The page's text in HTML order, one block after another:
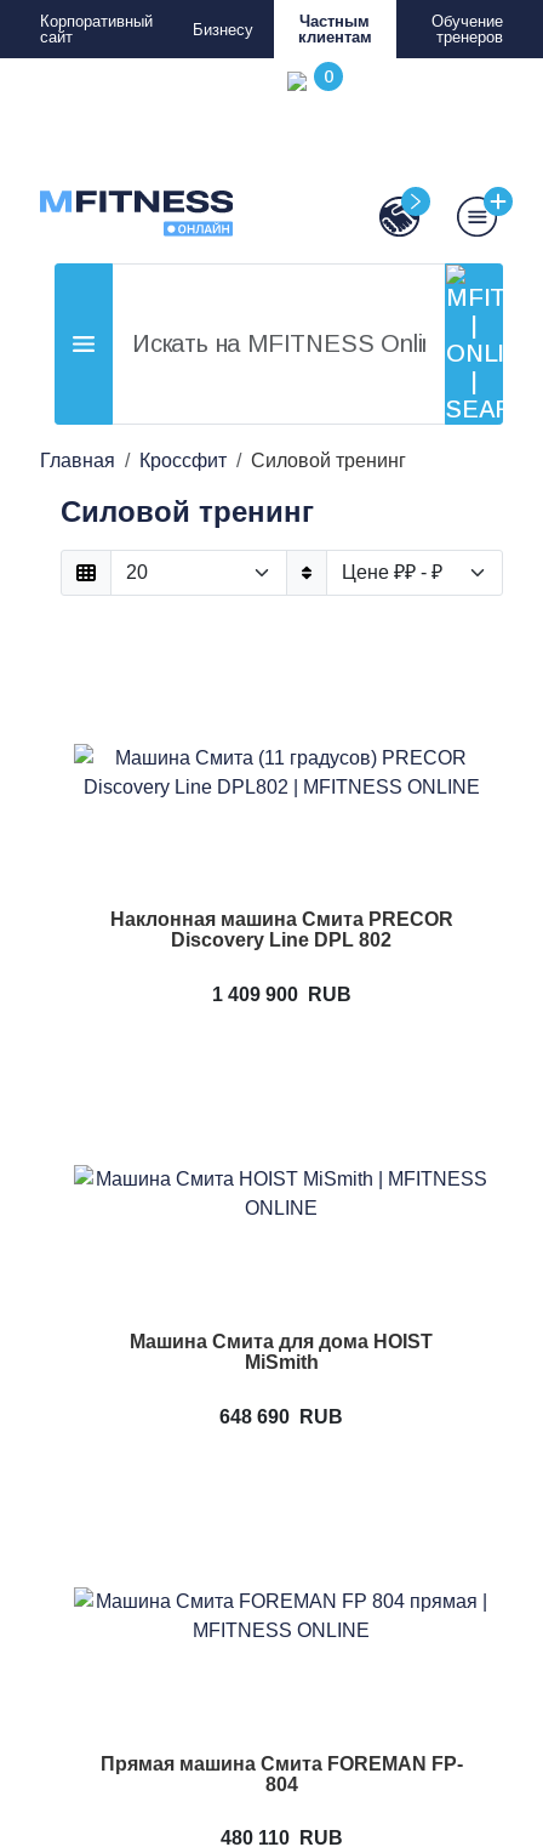
Корпоративный
сайт
Бизнесу
Частным
клиентам
Обучение
тренеров
Главная Кроссфит Силовой тренинг
Силовой тренинг
Наклонная машина Смита PRECOR
Discovery Line DPL 802
1 409 900 RUB
Машина Смита для дома HOIST
MiSmith
648 690 RUB
Прямая машина Смита FOREMAN FP-
804
480 110 RUB